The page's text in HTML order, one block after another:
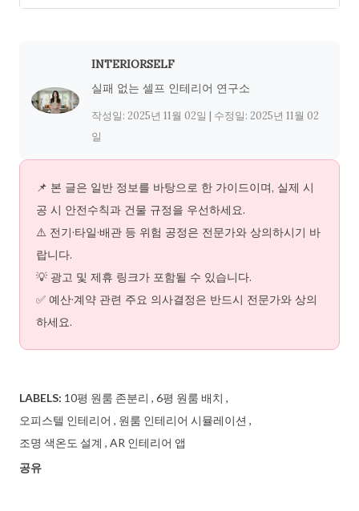
INTERIORSELF
실패 없는 셀프 인테리어 연구소
작성일: 2025년 11월 02일 | 수정일: 2025년 11월 02
일
📌 본 글은 일반 정보를 바탕으로 한 가이드이며, 실제 시
공 시 안전수칙과 건물 규정을 우선하세요.
⚠️ 전기·타일·배관 등 위험 공정은 전문가와 상의하시기 바
랍니다.
💡 광고 및 제휴 링크가 포함될 수 있습니다.
✅ 예산·계약 관련 주요 의사결정은 반드시 전문가와 상의
하세요.
LABELS: 10평 원룸 존분리
6평 원룸 배치
오피스텔 인테리어
원룸 인테리어 시뮬레이션
조명 색온도 설계
AR 인테리어 앱
공유